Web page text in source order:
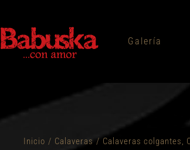
Galería
Inicio / Calaveras / Calaveras colgantes,